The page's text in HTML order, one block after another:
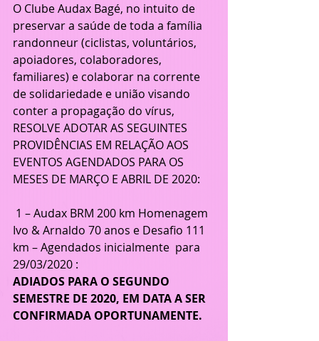
O Clube Audax Bagé, no intuito de
preservar a saúde de toda a família
randonneur (ciclistas, voluntários,
apoiadores, colaboradores,
familiares) e colaborar na corrente
de solidariedade e união visando
conter a propagação do vírus,
RESOLVE ADOTAR AS SEGUINTES
PROVIDÊNCIAS EM RELAÇÃO AOS
EVENTOS AGENDADOS PARA OS
MESES DE MARÇO E ABRIL DE 2020:
Ivo & Arnaldo 70 anos e Desafio 111
km – Agendados inicialmente  para
29/03/2020 :
ADIADOS PARA O SEGUNDO
SEMESTRE DE 2020, EM DATA A SER
CONFIRMADA OPORTUNAMENTE.